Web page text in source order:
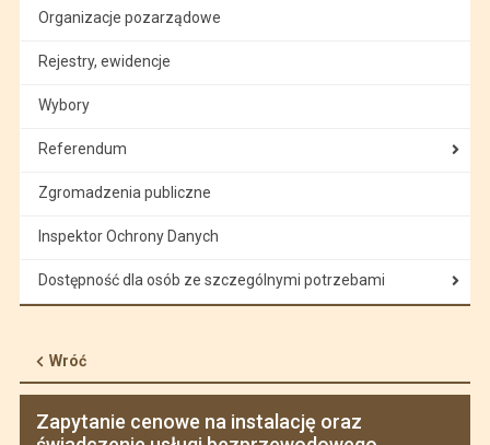
Organizacje pozarządowe
Rejestry, ewidencje
Wybory
Referendum
Zgromadzenia publiczne
Inspektor Ochrony Danych
Dostępność dla osób ze szczególnymi potrzebami
Wróć
Zapytanie cenowe na instalację oraz